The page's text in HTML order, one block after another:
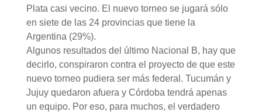
Plata casi vecino. El nuevo torneo se jugará sólo
en siete de las 24 provincias que tiene la
Argentina (29%).
Algunos resultados del último Nacional B, hay que
decirlo, conspiraron contra el proyecto de que este
nuevo torneo pudiera ser más federal. Tucumán y
Jujuy quedaron afuera y Córdoba tendrá apenas
un equipo. Por eso, para muchos, el verdadero